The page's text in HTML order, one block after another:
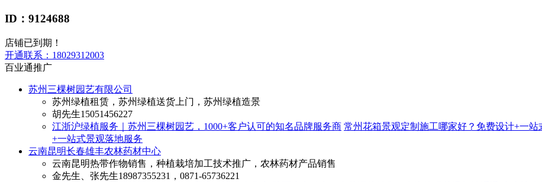
ID：9124688
店铺已到期！
开通联系： 18029312003
百业通推广
苏州三棵树园艺有限公司
苏州绿植租赁，苏州绿植送货上门，苏州绿植造景
胡先生15051456227
江浙沪绿植服务｜苏州三棵树园艺，1000+客户认可的知名品牌服务商 常州花箱景观定制施工哪家好？免费设计+一站
+一站式景观落地服务
云南昆明长春雄丰农林药材中心
云南昆明热带作物销售，种植栽培加工技术推广，农林药材产品销售
金先生、张先生18987355231，0871-65736221